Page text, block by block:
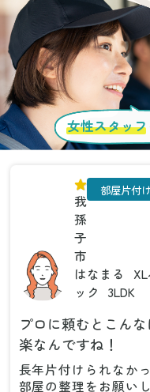
女性スタッフ
我
孫
子
市
はなまる
ック
3LDK
部屋片付
プロに頼むとこんな
楽なんですね！
長年片付けられなか
部屋の整理をお願い